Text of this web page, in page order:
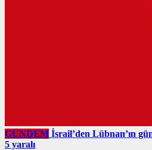
GÜNDEM İsrail’den Lübnan’ın
5 yaralı